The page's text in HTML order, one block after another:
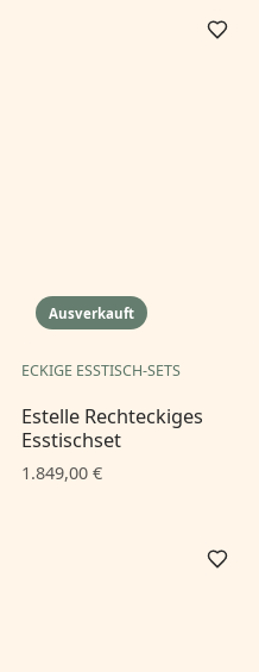
Ausverkauft
ECKIGE ESSTISCH-SETS
Estelle Rechteckiges
Esstischset
1.849,00 €